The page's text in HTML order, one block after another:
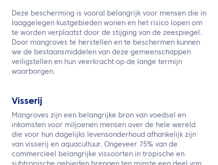
Deze bescherming is vooral belangrijk voor mensen die in
laaggelegen kustgebieden wonen en het risico lopen om
te worden verplaatst door de stijging van de zeespiegel.
Door mangroves te herstellen en te beschermen kunnen
we de bestaansmiddelen van deze gemeenschappen
veiligstellen en hun veerkracht op de lange termijn
waarborgen.
Visserij
Mangroves zijn een belangrijke bron van voedsel en
inkomsten voor miljoenen mensen over de hele wereld
die voor hun dagelijks levensonderhoud afhankelijk zijn
van visserij en aquacultuur. Ongeveer 75% van de
commercieel belangrijke vissoorten in tropische en